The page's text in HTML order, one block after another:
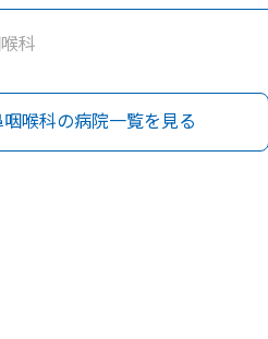
科
喉科の病院一覧を見る